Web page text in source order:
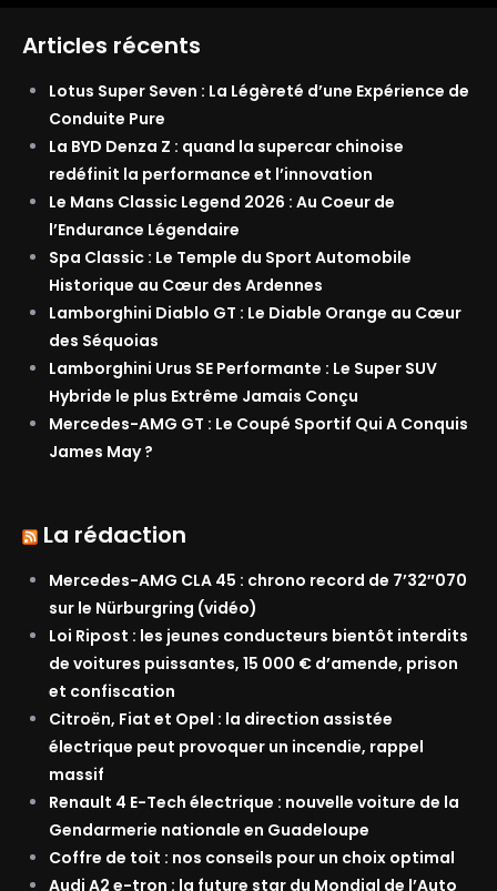
Articles récents
Lotus Super Seven : La Légèreté d’une Expérience de
Conduite Pure
La BYD Denza Z : quand la supercar chinoise
redéfinit la performance et l’innovation
Le Mans Classic Legend 2026 : Au Coeur de
l’Endurance Légendaire
Spa Classic : Le Temple du Sport Automobile
Historique au Cœur des Ardennes
Lamborghini Diablo GT : Le Diable Orange au Cœur
des Séquoias
Lamborghini Urus SE Performante : Le Super SUV
Hybride le plus Extrême Jamais Conçu
Mercedes-AMG GT : Le Coupé Sportif Qui A Conquis
James May ?
La rédaction
Mercedes-AMG CLA 45 : chrono record de 7’32″070
sur le Nürburgring (vidéo)
Loi Ripost : les jeunes conducteurs bientôt interdits
de voitures puissantes, 15 000 € d’amende, prison
et confiscation
Citroën, Fiat et Opel : la direction assistée
électrique peut provoquer un incendie, rappel
massif
Renault 4 E-Tech électrique : nouvelle voiture de la
Gendarmerie nationale en Guadeloupe
Coffre de toit : nos conseils pour un choix optimal
Audi A2 e-tron : la future star du Mondial de l’Auto